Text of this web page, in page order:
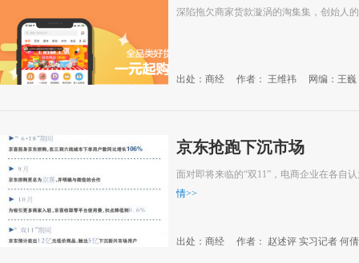
深陷拖欠商家货款漩涡的淘集集，创始人
出处：商经 作者： 王维祎 网编：王巍
京东抢跑下沉市场
面对即将来临的“双11”，电商企业在各自
情>>
出处：商经 作者： 赵述评 实习记者 何倩